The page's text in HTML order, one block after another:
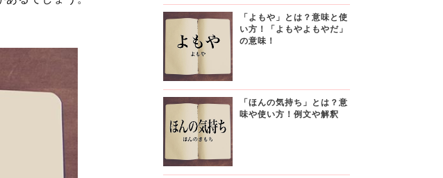
「よもや」とは？意味と使
い方！「よもやよもやだ」
の意味！
「ほんの気持ち」とは？意
味や使い方！例文や解釈